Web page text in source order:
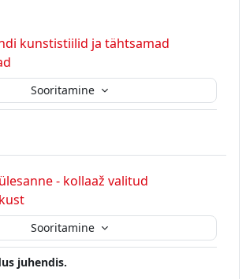
kunstistiilid ja tähtsamad
Sooritamine
- kollaaž valitud
Sooritamine
juhendis.